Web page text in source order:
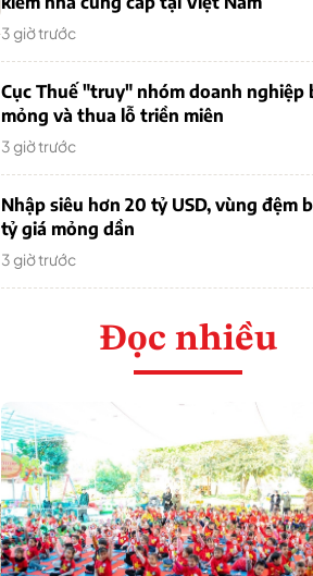
3 giờ trước
Cục Thuế "truy" nhóm doanh nghiệp
mỏng và thua lỗ triền miên
3 giờ trước
Nhập siêu hơn 20 tỷ USD, vùng đệm
tỷ giá mỏng dần
3 giờ trước
Đọc nhiều